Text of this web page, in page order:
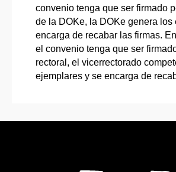
convenio tenga que ser firmado
de la DOKe, la DOKe genera los
encarga de recabar las firmas.
el convenio tenga que ser
rectoral, el vicerrectorado
ejemplares y se encarga de